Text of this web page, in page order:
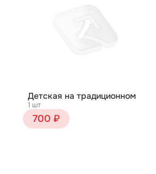
Детская на традиционном
1 шт
700 ₽